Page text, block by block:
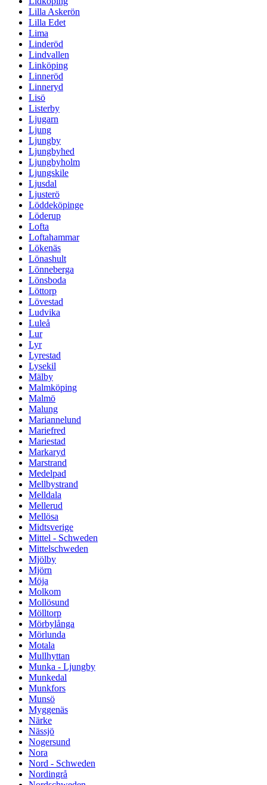
Lilla Askerön
Lilla Edet
Lima
Linderöd
Lindvallen
Linköping
Linneröd
Linneryd
Lisö
Listerby
Ljugarn
Ljung
Ljungby
Ljungbyhed
Ljungbyholm
Ljungskile
Ljusdal
Ljusterö
Löddeköpinge
Löderup
Lofta
Loftahammar
Lökenäs
Lönashult
Lönneberga
Lönsboda
Löttorp
Lövestad
Ludvika
Luleå
Lur
Lyr
Lyrestad
Lysekil
Mälby
Malmköping
Malmö
Malung
Mariannelund
Mariefred
Mariestad
Markaryd
Marstrand
Medelpad
Mellbystrand
Melldala
Mellerud
Mellösa
Midtsverige
Mittel - Schweden
Mittelschweden
Mjölby
Mjörn
Möja
Molkom
Mollösund
Mölltorp
Mörbylånga
Mörlunda
Motala
Mullhyttan
Munka - Ljungby
Munkedal
Munkfors
Munsö
Myggenäs
Närke
Nässjö
Nogersund
Nora
Nord - Schweden
Nordingrå